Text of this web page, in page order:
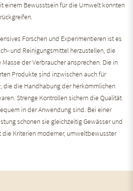
einem Bewusstsein für die Umwelt konnten
Forschen und Experimentieren ist es
und Reinigungsmittel herzustellen, die
der Verbraucher ansprechen. Die in
Produkte sind inzwischen auch für
die die Handhabung der herkömmlichen
Strenge Kontrollen sichern die Qualität
in der Anwendung sind. Bei einer
schonen sie gleichzeitig Gewässer und
die Kriterien moderner, umweltbewusster